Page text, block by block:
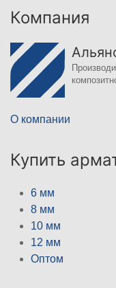
Компания
О компании
Купить
6 мм
8 мм
10 мм
12 мм
Оптом